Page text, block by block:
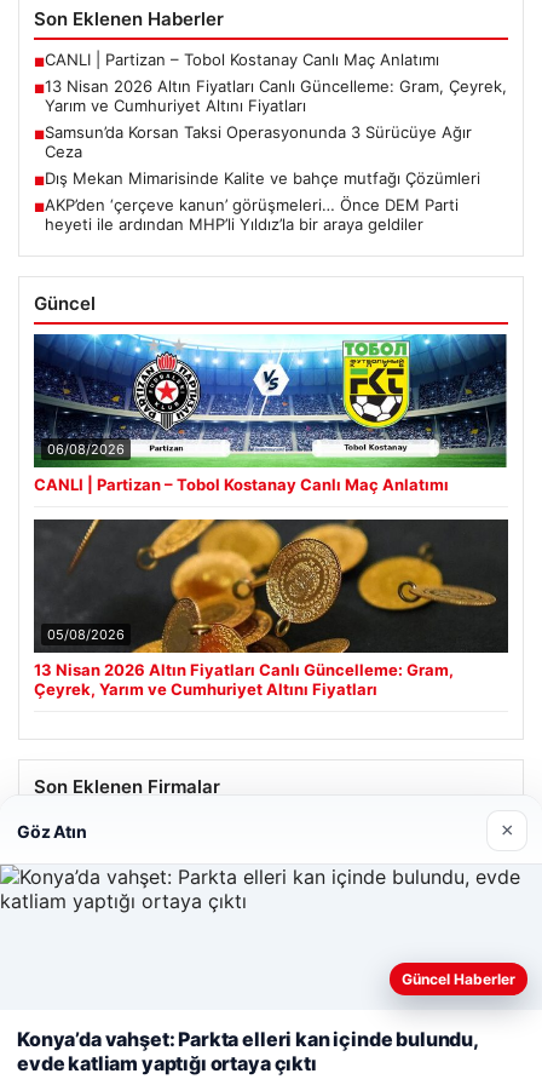
Son Eklenen Haberler
■CANLI | Partizan – Tobol Kostanay Canlı Maç Anlatımı
■13 Nisan 2026 Altın Fiyatları Canlı Güncelleme: Gram, Çeyrek,
Yarım ve Cumhuriyet Altını Fiyatları
■Samsun’da Korsan Taksi Operasyonunda 3 Sürücüye Ağır
Ceza
■Dış Mekan Mimarisinde Kalite ve bahçe mutfağı Çözümleri
■AKP’den ‘çerçeve kanun’ görüşmeleri… Önce DEM Parti
heyeti ile ardından MHP’li Yıldız’la bir araya geldiler
Güncel
06/08/2026
CANLI | Partizan – Tobol Kostanay Canlı Maç Anlatımı
05/08/2026
13 Nisan 2026 Altın Fiyatları Canlı Güncelleme: Gram,
Çeyrek, Yarım ve Cumhuriyet Altını Fiyatları
Son Eklenen Firmalar
Web sitemizi nasıl kullandığınızı daha iyi anlayabilmek,
kullanıyoruz.Çerez Politikamız
Göz Atın ×
Güncel Haberler
Konya’da vahşet: Parkta elleri kan içinde bulundu,
evde katliam yaptığı ortaya çıktı